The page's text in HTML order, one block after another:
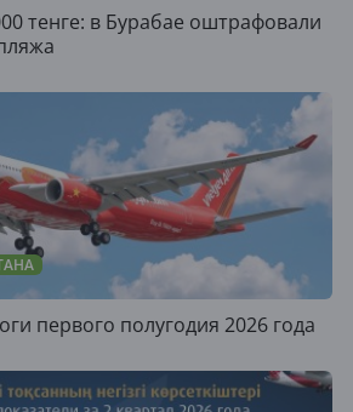
тенге: в Бурабае оштрафовали
первого полугодия 2026 года